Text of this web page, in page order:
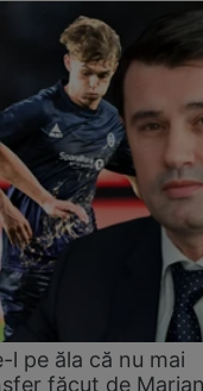
l pe ăla că nu mai
făcut de